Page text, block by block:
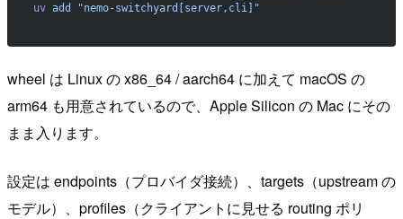
uv add "nemo-switchyard[server,cli]"
wheel は Linux の x86_64 / aarch64 に加えて macOS の
arm64 も用意されているので、Apple Silicon の Mac にその
まま入ります。
設定は endpoints（プロバイダ接続）、targets（upstream の
モデル）、profiles（クライアントに見せる routing ポリ